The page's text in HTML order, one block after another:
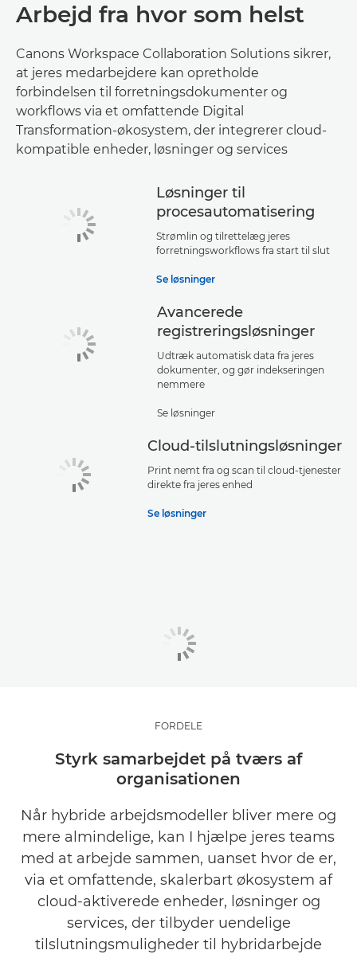
Arbejd fra hvor som helst
Canons Workspace Collaboration Solutions sikrer,
at jeres medarbejdere kan opretholde
forbindelsen til forretningsdokumenter og
workflows via et omfattende Digital
Transformation-økosystem, der integrerer cloud-
kompatible enheder, løsninger og services
Løsninger til
procesautomatisering
Strømlin og tilrettelæg jeres
forretningsworkflows fra start til slut
Se løsninger
Avancerede
registreringsløsninger
Udtræk automatisk data fra jeres
dokumenter, og gør indekseringen
nemmere
Se løsninger
Cloud-tilslutningsløsninger
Print nemt fra og scan til cloud-tjenester
direkte fra jeres enhed
Se løsninger
FORDELE
Styrk samarbejdet på tværs af
organisationen
Når hybride arbejdsmodeller bliver mere og
mere almindelige, kan I hjælpe jeres teams
med at arbejde sammen, uanset hvor de er,
via et omfattende, skalerbart økosystem af
cloud-aktiverede enheder, løsninger og
services, der tilbyder uendelige
tilslutningsmuligheder til hybridarbejde